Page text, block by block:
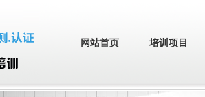
网站首页 培训项目